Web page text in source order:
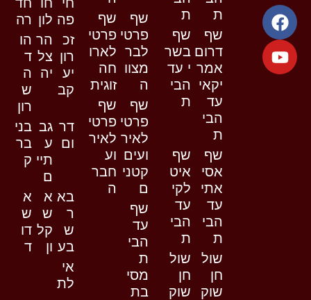
ת
ת
שף
דרום
אמר
יקאי
עד
הבי
ת
שף
בשר
י עד
הבי
ת
שף
אסי
אתי
עד
הבי
ת
שף
איט
לקי
עד
הבי
ת
שול
חן
שוק
שול
חן
שוק
שף
פרטי
לבר
מצוו
ה
שף
פרטי
לארו
חה
זוגית
שף
פרטי
לאיר
ועים
קטני
ם
שף
פרטי
לאיר
וע
חבר
ה
שף
עד
הבי
ת
מסי
בת
פה לון רה
זכ
רון
יע
קב
הר
צל
יה
הו
ד
ה
ש
רון
דר
ום
גב
ע
תיי
ם
בני
בר
ק
בא
ר
ש
בע
א
ש
קל
ון
א
ש
דו
ד
אי
לת